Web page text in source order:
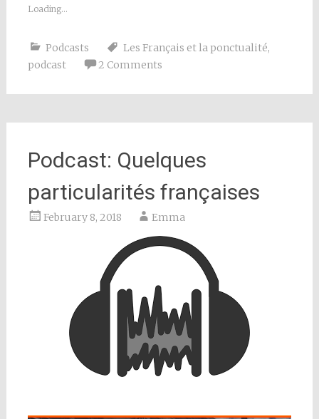
Loading...
Podcasts Les Français et la ponctualité,
podcast
2 Comments
Podcast: Quelques
particularités françaises
February 8, 2018 Emma